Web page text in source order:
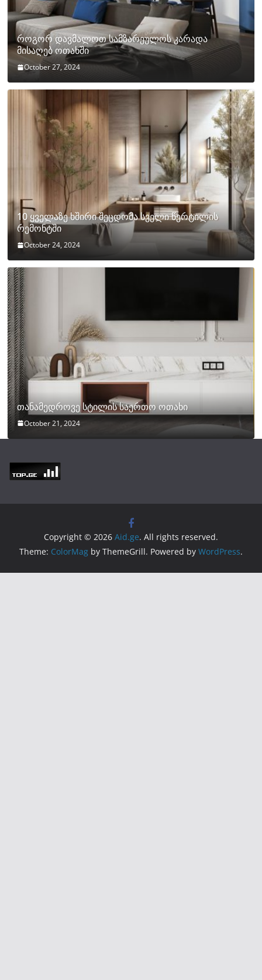
როგორ დავმალოთ სამზარეულოს კარადა
მისაღებ ოთახში
October 27, 2024
10 ყველაზე ხშირი შეცდომა სველი წერტილის
რემონტში
October 24, 2024
თანამედროვე სტილის საერთო ოთახი
October 21, 2024
Copyright © 2026 Aid.ge. All rights reserved.
Theme: ColorMag by ThemeGrill. Powered by WordPress.